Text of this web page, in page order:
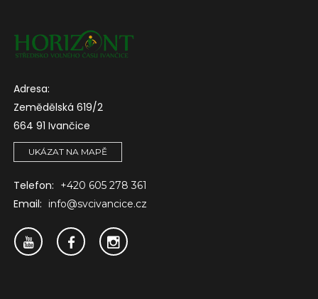
Adresa:
Zemědělská 619/2
664 91 Ivančice
UKÁZAT NA MAPĚ
Telefon: +420 605 278 361
Email: info@svcivancice.cz